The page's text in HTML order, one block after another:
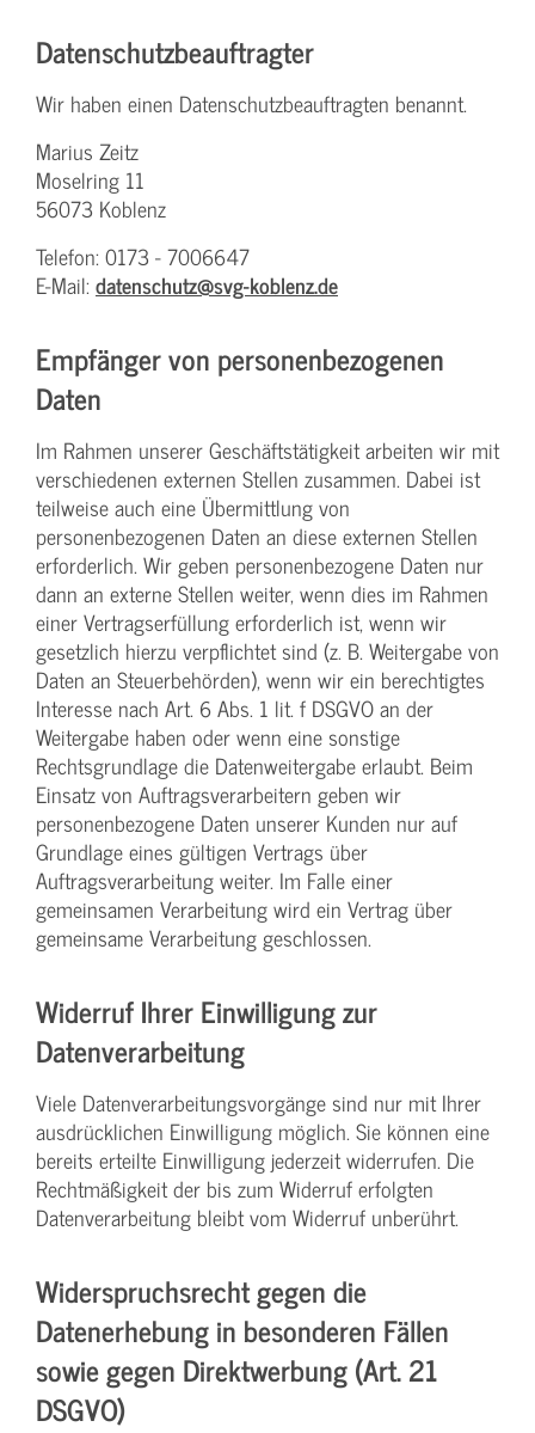
Datenschutz­beauftragter
Wir haben einen Datenschutzbeauftragten benannt.
Marius Zeitz
Moselring 11
56073 Koblenz
Telefon: 0173 - 7006647
E-Mail: datenschutz@svg-koblenz.de
Empfänger von personenbezogenen
Daten
Im Rahmen unserer Geschäftstätigkeit arbeiten wir mit
verschiedenen externen Stellen zusammen. Dabei ist
teilweise auch eine Übermittlung von
personenbezogenen Daten an diese externen Stellen
erforderlich. Wir geben personenbezogene Daten nur
dann an externe Stellen weiter, wenn dies im Rahmen
einer Vertragserfüllung erforderlich ist, wenn wir
gesetzlich hierzu verpflichtet sind (z. B. Weitergabe von
Daten an Steuerbehörden), wenn wir ein berechtigtes
Interesse nach Art. 6 Abs. 1 lit. f DSGVO an der
Weitergabe haben oder wenn eine sonstige
Rechtsgrundlage die Datenweitergabe erlaubt. Beim
Einsatz von Auftragsverarbeitern geben wir
personenbezogene Daten unserer Kunden nur auf
Grundlage eines gültigen Vertrags über
Auftragsverarbeitung weiter. Im Falle einer
gemeinsamen Verarbeitung wird ein Vertrag über
gemeinsame Verarbeitung geschlossen.
Widerruf Ihrer Einwilligung zur
Datenverarbeitung
Viele Datenverarbeitungsvorgänge sind nur mit Ihrer
ausdrücklichen Einwilligung möglich. Sie können eine
bereits erteilte Einwilligung jederzeit widerrufen. Die
Rechtmäßigkeit der bis zum Widerruf erfolgten
Datenverarbeitung bleibt vom Widerruf unberührt.
Widerspruchsrecht gegen die
Datenerhebung in besonderen Fällen
sowie gegen Direktwerbung (Art. 21
DSGVO)